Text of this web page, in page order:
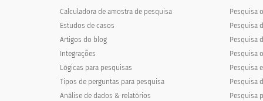
Calculadora de amostra de pesquisa
Estudos de casos
Artigos do blog
Integrações
Lógicas para pesquisas
Tipos de perguntas para pesquisa
Análise de dados & relatórios
Pesquisa
Pesquisa
Pesquisa
Pesquisa
Pesquisa
Pesquisa
Pesquisa